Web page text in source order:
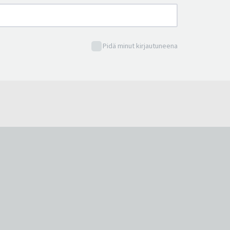
Pidä minut kirjautuneena